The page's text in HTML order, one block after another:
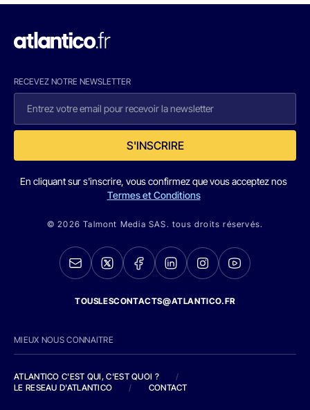
RECEVEZ NOTRE NEWSLETTER
S'INSCRIRE
En cliquant sur s'inscrire, vous confirmez que vous acceptez nos
Termes et Conditions
© 2026 Talmont Media SAS. tous droits réservés.
TOUSLESCONTACTS@ATLANTICO.FR
MIEUX NOUS CONNAITRE
ATLANTICO C'EST QUI, C'EST QUOI ?
/
LE RESEAU D'ATLANTICO
/ CONTACT